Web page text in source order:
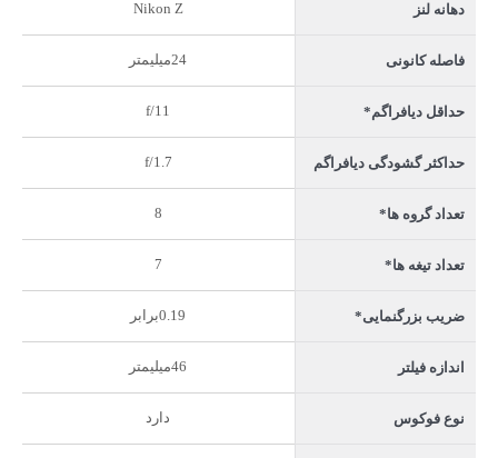
دهانه لنز Nikon Z
فاصله کانونی 24میلیمتر
حداقل دیافراگم* f/11
حداکثر گشودگی دیافراگم f/1.7
تعداد گروه ها* 8
تعداد تیغه ها* 7
ضریب بزرگنمایی* 0.19برابر
اندازه فیلتر 46میلیمتر
نوع فوکوس دارد